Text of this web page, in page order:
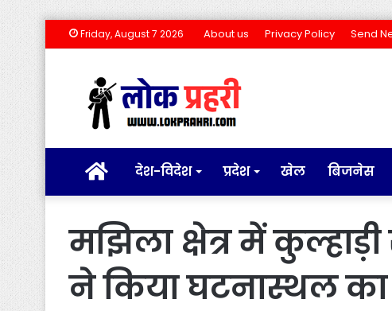
Friday, August 7 2026 About us Privacy Policy Send
होम देश-विदेश प्रदेश खेल बिजनेस
मझिला क्षेत्र में
ने किया घटनास्थल का